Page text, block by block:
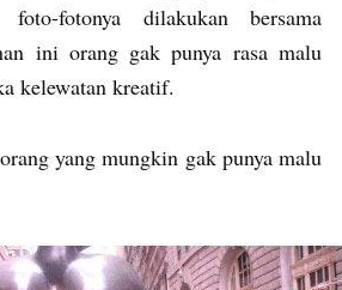
fotonya dilakukan bersama
ini orang gak punya rasa malu
kelewatan kreatif.
yang mungkin gak punya malu